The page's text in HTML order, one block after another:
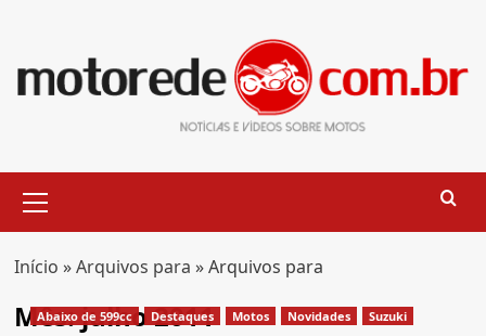
content
Menu
Início »Arquivos para »Arquivos para
Mês:julho 2011
Abaixo de 599cc Destaques Motos Novidades Suzuki